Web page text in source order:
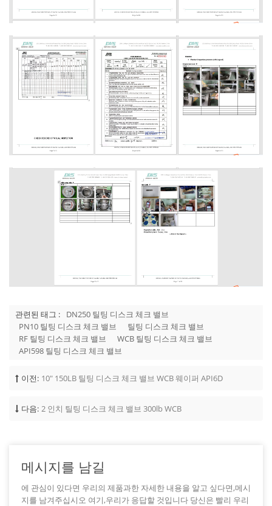
관련된 태그 :
DN250 틸팅 디스크 체크 밸브
PN10 틸팅 디스크 체크 밸브
틸팅 디스크 체크 밸브
RF 틸팅 디스크 체크 밸브
WCB 틸팅 디스크 체크 밸브
API598 틸팅 디스크 체크 밸브
이전: 10" 150LB 틸팅 디스크 체크 밸브 WCB 웨이퍼 API6D
다음: 2 인치 틸팅 디스크 체크 밸브 300lb WCB
메시지를 남길
에 관심이 있다면 우리의 제품과한 자세한 내용을 알고 싶다면,메시
지를 남겨주십시오 여기,우리가 응답할 것입니다 당신은 빨리 우리